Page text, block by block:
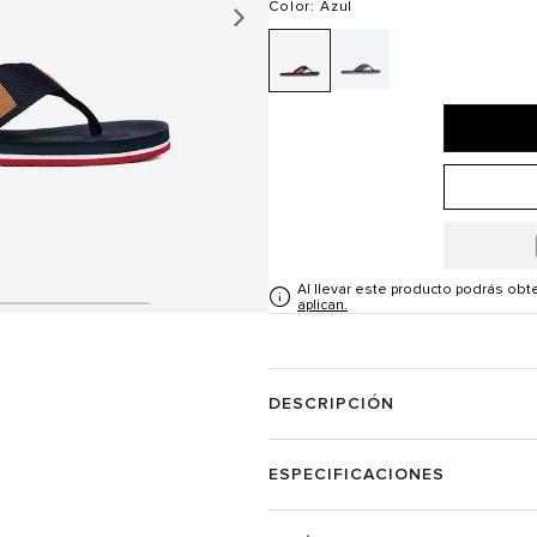
Color: Azul
Al llevar este producto podrás
aplican.
DESCRIPCIÓN
ESPECIFICACIONES